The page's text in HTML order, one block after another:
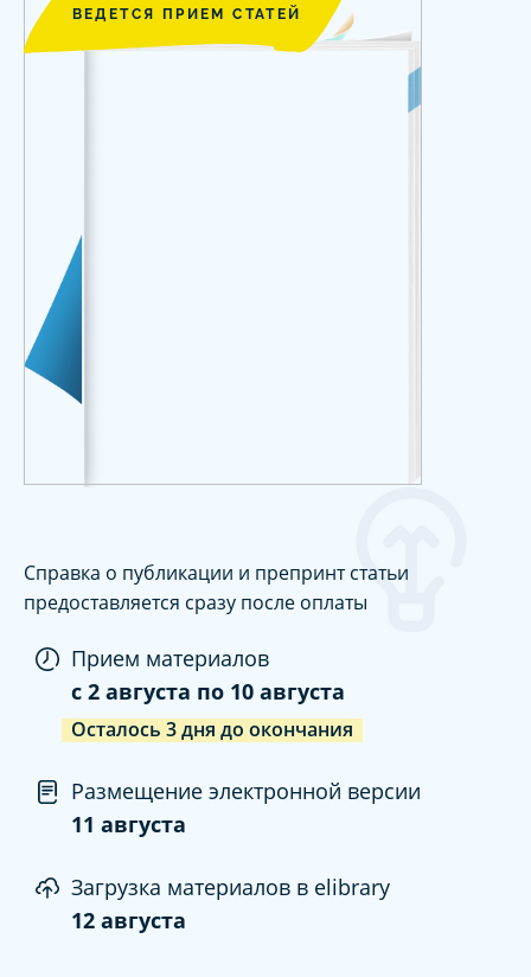
ВЕДЕТСЯ ПРИЕМ СТАТЕЙ
Справка о публикации и препринт статьи
предоставляется сразу после оплаты
Прием материалов
c 2 августа по 10 августа
Осталось 3дня до окончания
Размещение электронной версии
11 августа
Загрузка материалов в elibrary
12 августа